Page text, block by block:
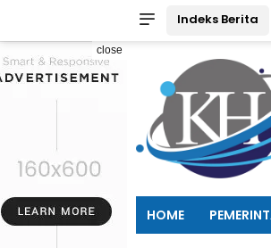
Indeks Berita
close
HOME